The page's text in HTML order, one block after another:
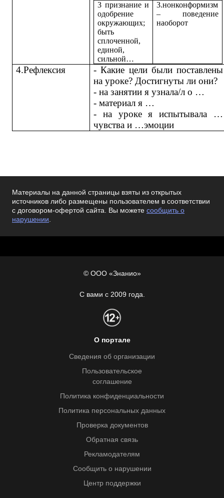
3 признание и
одобрение
окружающих;
быть
сплоченной,
единой,
сильной…
3.нонконформизм
– поведение
наоборот
4.Рефлексия
- Какие цели были поставлены
на уроке? Достигнуты ли они?
- на занятии я узнала/л о …
- материал я …
- на уроке я испытывала …
чувства и …эмоции
Материалы на данной страницы взяты из открытых
источников либо размещены пользователем в соответствии
с договором-офертой сайта. Вы можете сообщить о
нарушении.
© ООО «Знанио»
С вами с 2009 года.
О портале
Сведения об организации
Пользовательское
соглашение
Политика конфиденциальности
Политика персональных данных
Проверка документов
Обратная связь
Рекламодателям
Сообщить о нарушении
Центр поддержки